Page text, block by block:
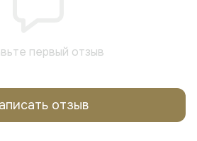
первый отзыв
отзыв